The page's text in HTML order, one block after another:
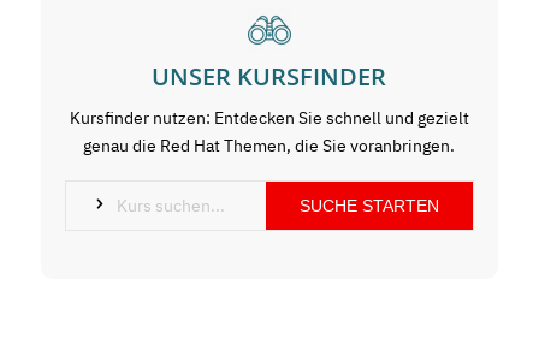
UNSER KURSFINDER
Kursfinder nutzen: Entdecken Sie schnell und gezielt
genau die Red Hat Themen, die Sie voranbringen.